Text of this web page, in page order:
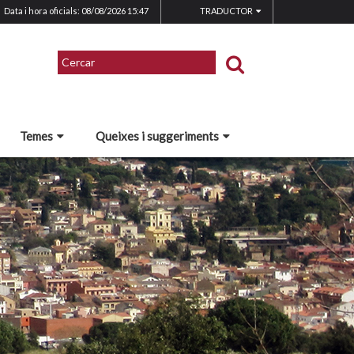
Data i hora oficials: 08/08/2026 15:47 TRADUCTOR
Temes Queixes i suggeriments